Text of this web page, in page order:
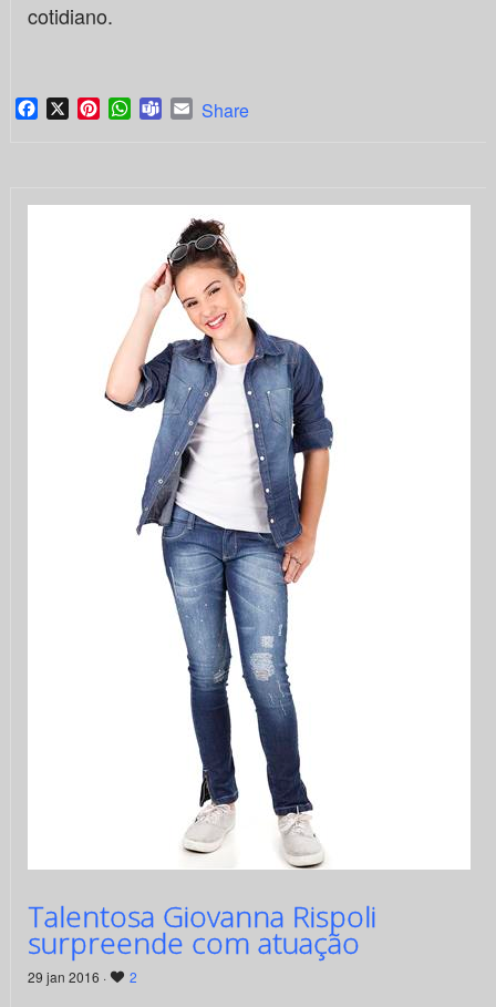
cotidiano.
Facebook
X PinterestWhatsApp
TeamsEmail
Share
Talentosa Giovanna Rispoli
surpreende com atuação
29 jan 2016 · 2